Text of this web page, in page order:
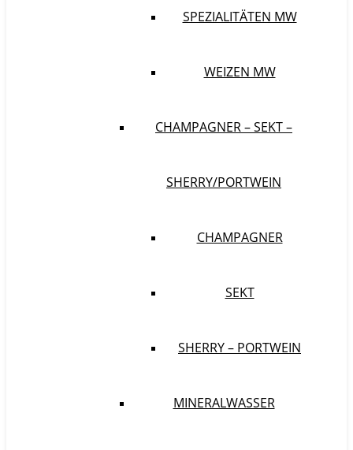
SPEZIALITÄTEN MW
WEIZEN MW
CHAMPAGNER – SEKT –
SHERRY/PORTWEIN
CHAMPAGNER
SEKT
SHERRY – PORTWEIN
MINERALWASSER